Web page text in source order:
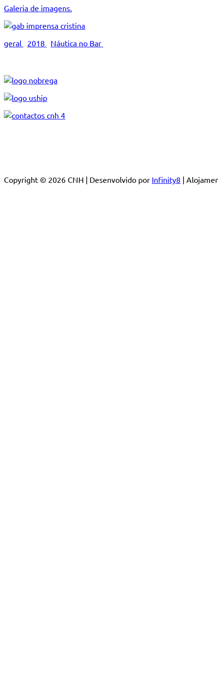
Galeria de imagens.
geral 2018 Náutica no Bar
Copyright © 2026 CNH | Desenvolvido por Infinity8 |